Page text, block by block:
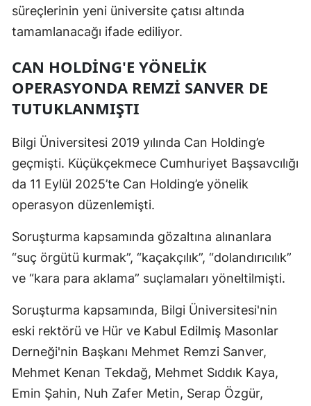
süreçlerinin yeni üniversite çatısı altında
tamamlanacağı ifade ediliyor.
CAN HOLDİNG'E YÖNELİK
OPERASYONDA REMZİ SANVER DE
TUTUKLANMIŞTI
Bilgi Üniversitesi 2019 yılında Can Holding’e
geçmişti. Küçükçekmece Cumhuriyet Başsavcılığı
da 11 Eylül 2025’te Can Holding’e yönelik
operasyon düzenlemişti.
Soruşturma kapsamında gözaltına alınanlara
“suç örgütü kurmak”, “kaçakçılık”, “dolandırıcılık”
ve “kara para aklama” suçlamaları yöneltilmişti.
Soruşturma kapsamında, Bilgi Üniversitesi'nin
eski rektörü ve Hür ve Kabul Edilmiş Masonlar
Derneği'nin Başkanı Mehmet Remzi Sanver,
Mehmet Kenan Tekdağ, Mehmet Sıddık Kaya,
Emin Şahin, Nuh Zafer Metin, Serap Özgür,